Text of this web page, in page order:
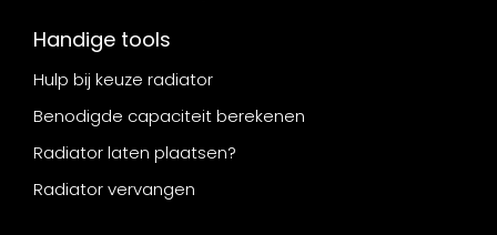
Handige tools
Hulp bij keuze radiator
Benodigde capaciteit berekenen
Radiator laten plaatsen?
Radiator vervangen